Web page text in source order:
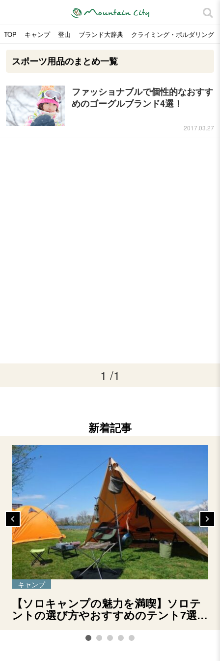
TOP キャンプ 登山 ブランド大辞典 クライミング・ボルダリング
スポーツ用品のまとめ一覧
ファッショナブルで個性的なおすす
めのゴーグルブランド4選！
2017.03.27
1 /1
新着記事
キャンプ
【ソロキャンプの魅力を満喫】ソロテ
ントの選び方やおすすめのテント7選を